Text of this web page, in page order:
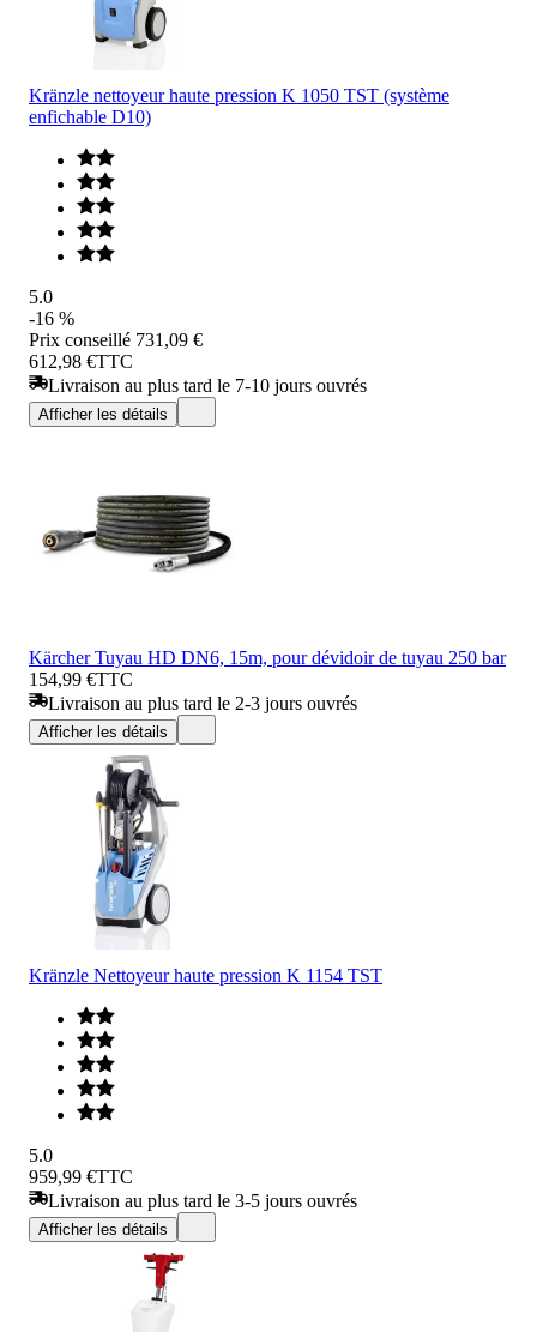
Kränzle nettoyeur haute pression K 1050 TST (système
enfichable D10)
5.0
-16 %
Prix conseillé 731,09 €
612,98 €TTC
Livraison au plus tard le 7-10 jours ouvrés
Afficher les détails
Kärcher Tuyau HD DN6, 15m, pour dévidoir de tuyau 250 bar
154,99 €TTC
Livraison au plus tard le 2-3 jours ouvrés
Afficher les détails
Kränzle Nettoyeur haute pression K 1154 TST
5.0
959,99 €TTC
Livraison au plus tard le 3-5 jours ouvrés
Afficher les détails